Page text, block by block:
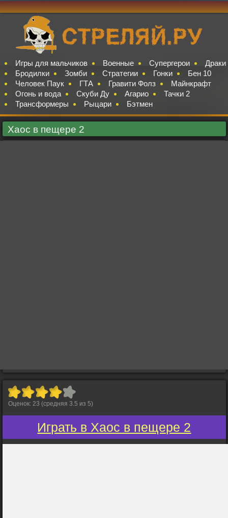
Игры для мальчиков Военные Супергерои
Драки
Бродилки
Зомби Стратегии Гонки
Бен 10
Человек Паук
ГТА Гравити Фолз
Майнкрафт
Огонь и вода
Скуби Ду Агарио
Тачки 2
Трансформеры
Рыцари Бэтмен
Хаос в пещере 2
Оценок: 23 (средняя 3.5 из 5)
Играть в Хаос в пещере 2